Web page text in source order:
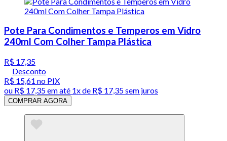
Pote Para Condimentos e Temperos em Vidro
240ml Com Colher Tampa Plástica
R$ 17,35
Desconto
R$ 15,61 no PIX
ou R$ 17,35em até 1x de R$ 17,35sem juros
COMPRAR AGORA